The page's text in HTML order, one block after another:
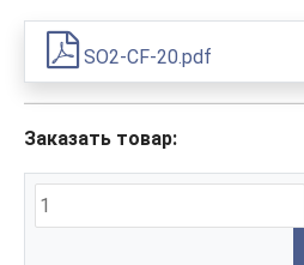
SO2-CF-20.pdf
Заказать товар: